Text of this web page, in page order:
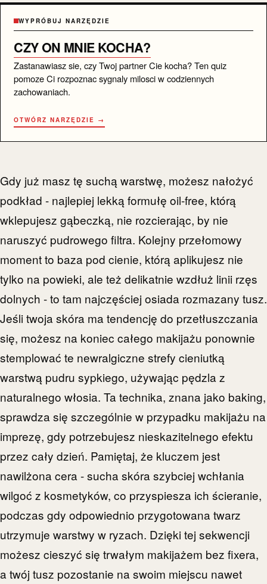
WYPRÓBUJ NARZĘDZIE
CZY ON MNIE KOCHA?
Zastanawiasz sie, czy Twoj partner Cie kocha? Ten quiz
pomoze Ci rozpoznac sygnaly milosci w codziennych
zachowaniach.
OTWÓRZ NARZĘDZIE →
Gdy już masz tę suchą warstwę, możesz nałożyć
podkład - najlepiej lekką formułę oil-free, którą
wklepujesz gąbeczką, nie rozcierając, by nie
naruszyć pudrowego filtra. Kolejny przełomowy
moment to baza pod cienie, którą aplikujesz nie
tylko na powieki, ale też delikatnie wzdłuż linii rzęs
dolnych - to tam najczęściej osiada rozmazany tusz.
Jeśli twoja skóra ma tendencję do przetłuszczania
się, możesz na koniec całego makijażu ponownie
stemplować te newralgiczne strefy cieniutką
warstwą pudru sypkiego, używając pędzla z
naturalnego włosia. Ta technika, znana jako baking,
sprawdza się szczególnie w przypadku makijażu na
imprezę, gdy potrzebujesz nieskazitelnego efektu
przez cały dzień. Pamiętaj, że kluczem jest
nawilżona cera - sucha skóra szybciej wchłania
wilgoć z kosmetyków, co przyspiesza ich ścieranie,
podczas gdy odpowiednio przygotowana twarz
utrzymuje warstwy w ryzach. Dzięki tej sekwencji
możesz cieszyć się trwałym makijażem bez fixera,
a twój tusz pozostanie na swoim miejscu nawet